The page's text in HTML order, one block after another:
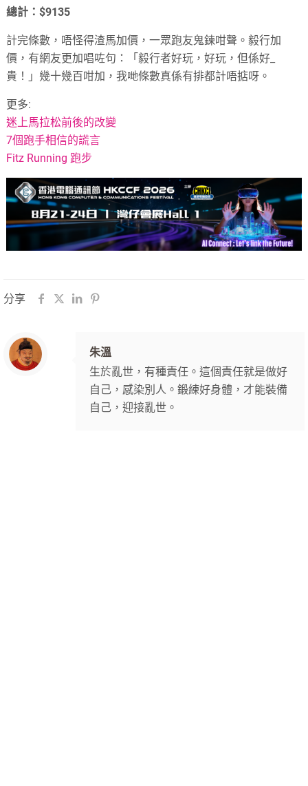
總計：$9135
計完條數，唔怪得渣馬加價，一眾跑友鬼鍊咁聲。毅行加
價，有網友更加唱咗句：「毅行者好玩，好玩，但係好_
貴！」幾十幾百咁加，我哋條數真係有排都計唔掂呀。
更多:
迷上馬拉松前後的改變
7個跑手相信的謊言
Fitz Running 跑步
分享
朱溫
生於亂世，有種責任。這個責任就是做好
自己，感染別人。鍛練好身體，才能裝備
自己，迎接亂世。